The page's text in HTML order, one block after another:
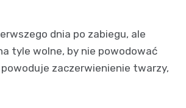
dnia po zabiegu, ale
tyle wolne, by nie powodować
zaczerwienienie twarzy,